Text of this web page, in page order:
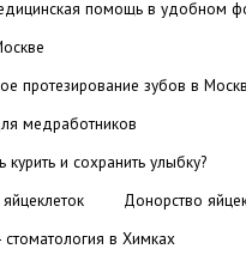
помощь в удобном
протезирование зубов в
медработников
курить и сохранить улыбку?
яйцеклеток
Донорство
- стоматология в Химках